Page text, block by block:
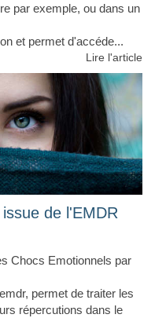
par exemple, ou dans un
et permet d'accéde...
Lire l'article
de l'EMDR
Chocs Emotionnels par
permet de traiter les
répercutions dans le